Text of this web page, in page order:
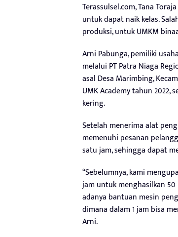
Terassulsel.com, Tana
untuk dapat naik kelas.
produksi, untuk UMKM
Arni Pabunga, pemiliki
melalui PT Patra Niaga
asal Desa Marimbing,
UMK Academy tahun
kering.
Setelah menerima alat
memenuhi pesanan
satu jam, sehingga dapat
“Sebelumnya, kami
jam untuk menghasilkan
adanya bantuan mesin
dimana dalam 1 jam bisa
Arni.